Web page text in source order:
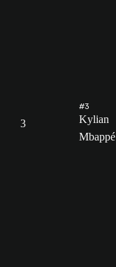
3
#3
Kylian
Mbappé